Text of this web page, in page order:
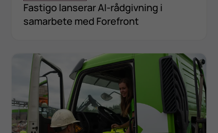
Fastigo lanserar AI-rådgivning i
samarbete med Forefront